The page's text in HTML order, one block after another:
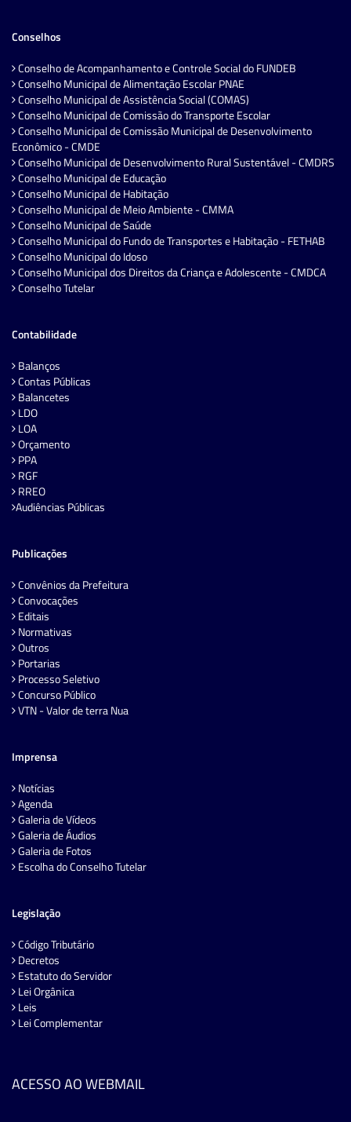
Conselhos
Conselho de Acompanhamento e Controle Social do FUNDEB
Conselho Municipal de Alimentação Escolar PNAE
Conselho Municipal de Assistência Social (COMAS)
Conselho Municipal de Comissão do Transporte Escolar
Conselho Municipal de Comissão Municipal de Desenvolvimento
Econômico - CMDE
Conselho Municipal de Desenvolvimento Rural Sustentável - CMDRS
Conselho Municipal de Educação
Conselho Municipal de Habitação
Conselho Municipal de Meio Ambiente - CMMA
Conselho Municipal de Saúde
Conselho Municipal do Fundo de Transportes e Habitação - FETHAB
Conselho Municipal do Idoso
Conselho Municipal dos Direitos da Criança e Adolescente - CMDCA
Conselho Tutelar
Contabilidade
Balanços
Contas Públicas
Balancetes
LDO
LOA
Orçamento
PPA
RGF
RREO
Audiências Públicas
Publicações
Convênios da Prefeitura
Convocações
Editais
Normativas
Outros
Portarias
Processo Seletivo
Concurso Público
VTN - Valor de terra Nua
Imprensa
Notícias
Agenda
Galeria de Vídeos
Galeria de Áudios
Galeria de Fotos
Escolha do Conselho Tutelar
Legislação
Código Tributário
Decretos
Estatuto do Servidor
Lei Orgânica
Leis
Lei Complementar
ACESSO AO WEBMAIL